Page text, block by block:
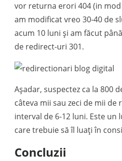
vor returna erori 404 (in mod
am modificat vreo 30-40 de
acum 10 luni și am făcut
de redirect-uri 301.
Așadar, suspectez ca la 800
câteva mii sau zeci de mii
interval de 6-12 luni. Este
care trebuie să îl luați în
Concluzii